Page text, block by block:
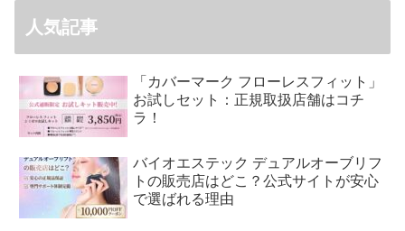
人気記事
「カバーマーク フローレスフィット」
お試しセット：正規取扱店舗はコチ
ラ！
バイオエステック デュアルオーブリフ
トの販売店はどこ？公式サイトが安心
で選ばれる理由